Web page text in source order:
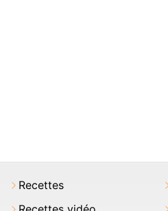
Recettes